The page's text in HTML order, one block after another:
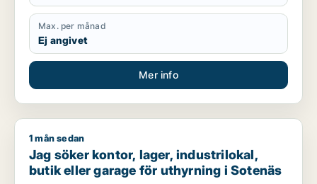
Max. per månad
Ej angivet
Mer info
Jag söker kontor, lager, industrilokal, butik eller garage för
1 mån sedan
Jag söker kontor, lager, industrilokal,
butik eller garage för uthyrning i Sotenäs